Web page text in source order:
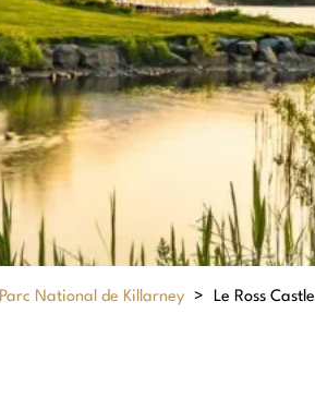
Parc National de Killarney > Le Ross Castle